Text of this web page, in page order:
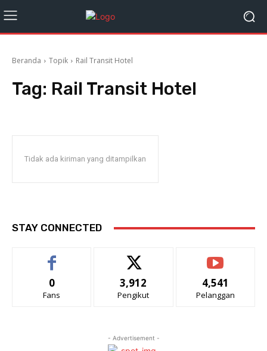
Beranda Topik Rail Transit Hotel
Tag: Rail Transit Hotel
Tidak ada kiriman yang ditampilkan
STAY CONNECTED
0
Fans
3,912
Pengikut
4,541
Pelanggan
- Advertisement -